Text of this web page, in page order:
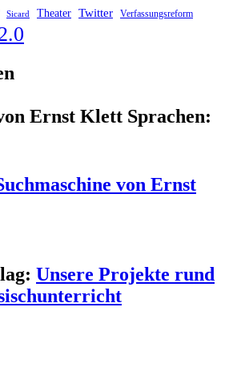
Sicard Theater Twitter Verfassungsreform
Ernst Klett Sprachen:
von Ernst
Unsere Projekte rund